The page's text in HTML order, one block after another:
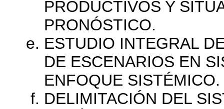
PRODUCTIVOS Y
PRONÓSTICO.
ESTUDIO INTEGRAL
DE ESCENARIOS EN
ENFOQUE SISTÉMICO.
DELIMITACIÓN DEL